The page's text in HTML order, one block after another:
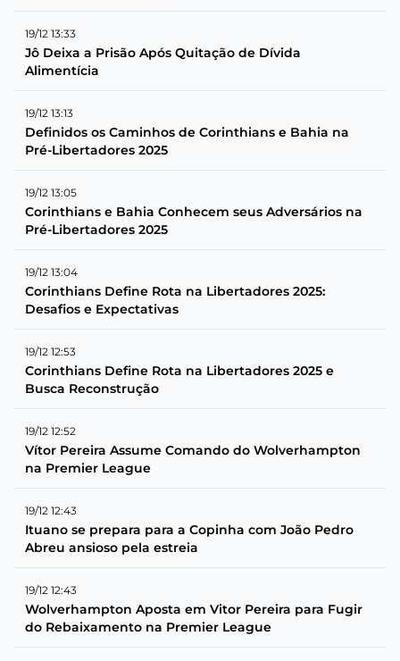
19/12 13:33
Jô Deixa a Prisão Após Quitação de Dívida
Alimentícia
19/12 13:13
Definidos os Caminhos de Corinthians e Bahia na
Pré-Libertadores 2025
19/12 13:05
Corinthians e Bahia Conhecem seus Adversários na
Pré-Libertadores 2025
19/12 13:04
Corinthians Define Rota na Libertadores 2025:
Desafios e Expectativas
19/12 12:53
Corinthians Define Rota na Libertadores 2025 e
Busca Reconstrução
19/12 12:52
Vítor Pereira Assume Comando do Wolverhampton
na Premier League
19/12 12:43
Ituano se prepara para a Copinha com João Pedro
Abreu ansioso pela estreia
19/12 12:43
Wolverhampton Aposta em Vitor Pereira para Fugir
do Rebaixamento na Premier League